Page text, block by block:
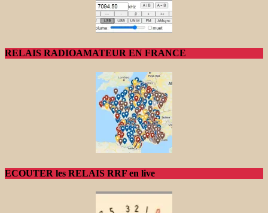
RELAIS RADIOAMATEUR EN FRANCE
ECOUTER les RELAIS RRF en live